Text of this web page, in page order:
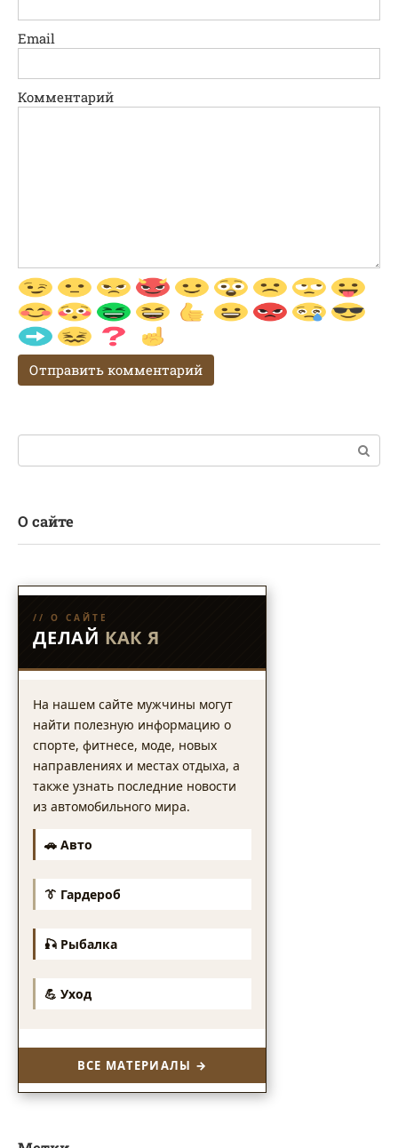
Email
Комментарий
Поиск:
О сайте
// О САЙТЕ
ДЕЛАЙ КАК Я
На нашем сайте мужчины могут
найти полезную информацию о
спорте, фитнесе, моде, новых
направлениях и местах отдыха, а
также узнать последние новости
из автомобильного мира.
🚗 Авто
👔 Гардероб
🎣 Рыбалка
💪 Уход
ВСЕ МАТЕРИАЛЫ →